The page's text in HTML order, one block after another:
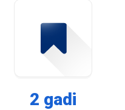
2 gadi